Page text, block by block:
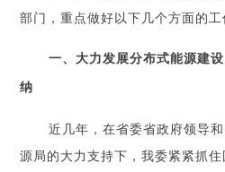
部门，重点做好以下几个方面的工
一、大力发展分布式能源建
纳
近几年，在省委省政府领导
源局的大力支持下，我委紧紧抓